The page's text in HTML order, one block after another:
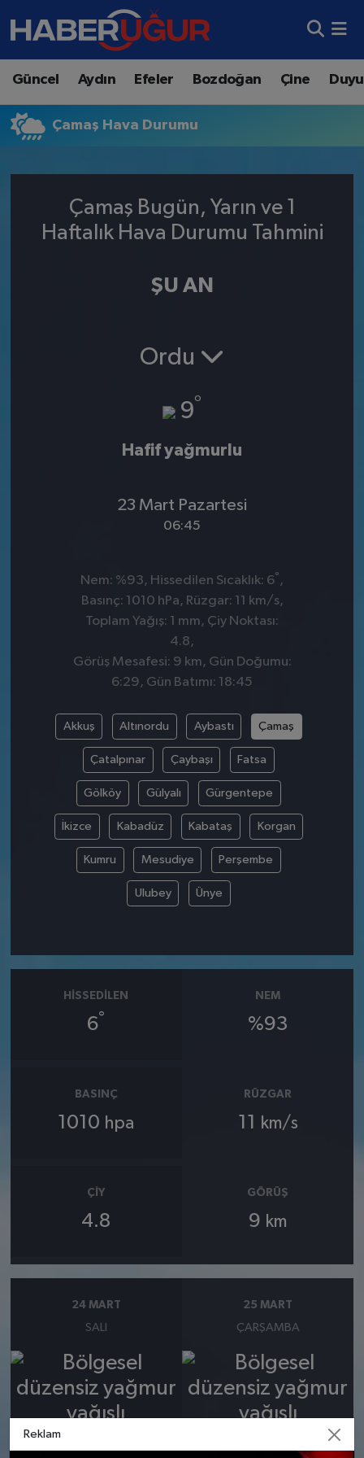
Güncel Aydın Efeler Bozdoğan Çine
Çamaş Hava Durumu
Çamaş Bugün, Yarın ve 1
Haftalık Hava Durumu Tahmini
ŞU AN
Ordu
9°
Hafif yağmurlu
23 Mart Pazartesi
06:45
Nem: %93, Hissedilen Sıcaklık: 6° ,
Basınç: 1010 hPa, Rüzgar: 11 km/s,
Toplam Yağış: 1 mm, Çiy Noktası:
4.8,
Görüş Mesafesi: 9 km, Gün Doğumu:
6:29, Gün Batımı: 18:45
Akkuş Altınordu Aybastı Çamaş
Çatalpınar Çaybaşı Fatsa
Gölköy Gülyalı Gürgentepe
İkizce Kabadüz Kabataş Korgan
Kumru Mesudiye Perşembe
Ulubey Ünye
HISSEDILEN
6°
NEM
%93
BASINÇ
1010 hpa
RÜZGAR
11 km/s
ÇIY
4.8
GÖRÜŞ
9 km
24 MART
SALI
25 MART
ÇARŞAMBA
Aydın Nöbetçi Eczaneler
Aydın Hava Durumu
Süper Lig Puan Durumu ve Fikstür
Reklam